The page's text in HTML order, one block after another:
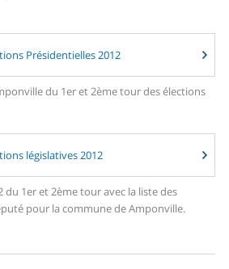
Présidentielles 2012
du 1er et 2ème tour des élections
législatives 2012
du 1er et 2ème tour avec la liste des
pour la commune de Amponville.